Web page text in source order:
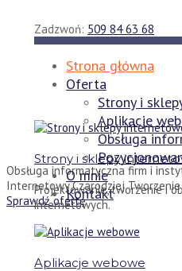
content
Zadzwoń: 509 84 63 68
Strona główna
Oferta
Strony i
Aplikacje
Obsługa
O mnie
Kontakt
Obsługa informatyczna firm i
Internetowy Czarodziej
Sprawdź ofertę
Strony i sklepy
Projektowanie, tworzenie i
internetowych.
Aplikacje webowe